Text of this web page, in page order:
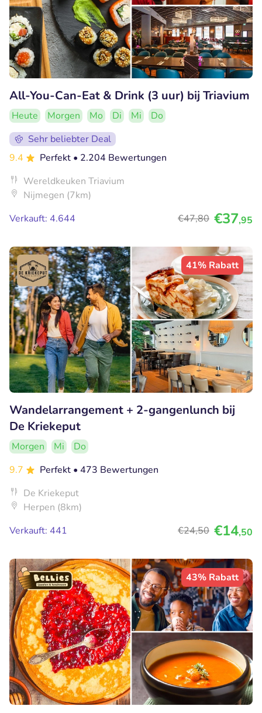
All-You-Can-Eat & Drink (3 uur) bij Triavium
Heute Morgen Mo Di Mi
Do
Sehr beliebter Deal
9.4
Perfekt • 2.204 Bewertungen
Wereldkeuken Triavium
Nijmegen (7km)
Verkauft: 4.644
€47,80 €37,95
41% Rabatt
Wandelarrangement + 2-gangenlunch bij
De Kriekeput
Morgen Mi
Do
9.7
Perfekt • 473 Bewertungen
De Kriekeput
Herpen (8km)
Verkauft: 441
€24,50 €14,50
43% Rabatt